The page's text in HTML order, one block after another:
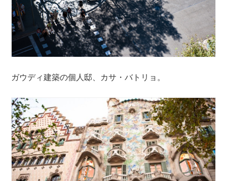
ガウディ建築の個人邸、カサ・バトリョ。